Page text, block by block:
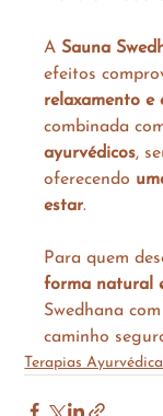
A Sauna
efeitos
relaxamento e
combinada
ayurvédicos,
oferecendo
estar.
Para quem
forma natural
Swedhana
caminho
Terapias